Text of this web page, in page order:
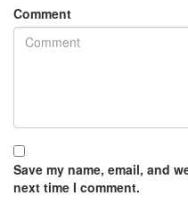
Comment
Save my name, email, and
next time I comment.